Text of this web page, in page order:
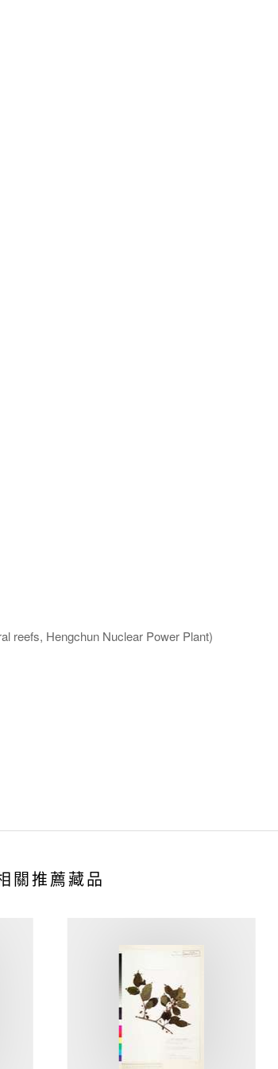
reefs, Hengchun Nuclear Power Plant)
關推薦藏品